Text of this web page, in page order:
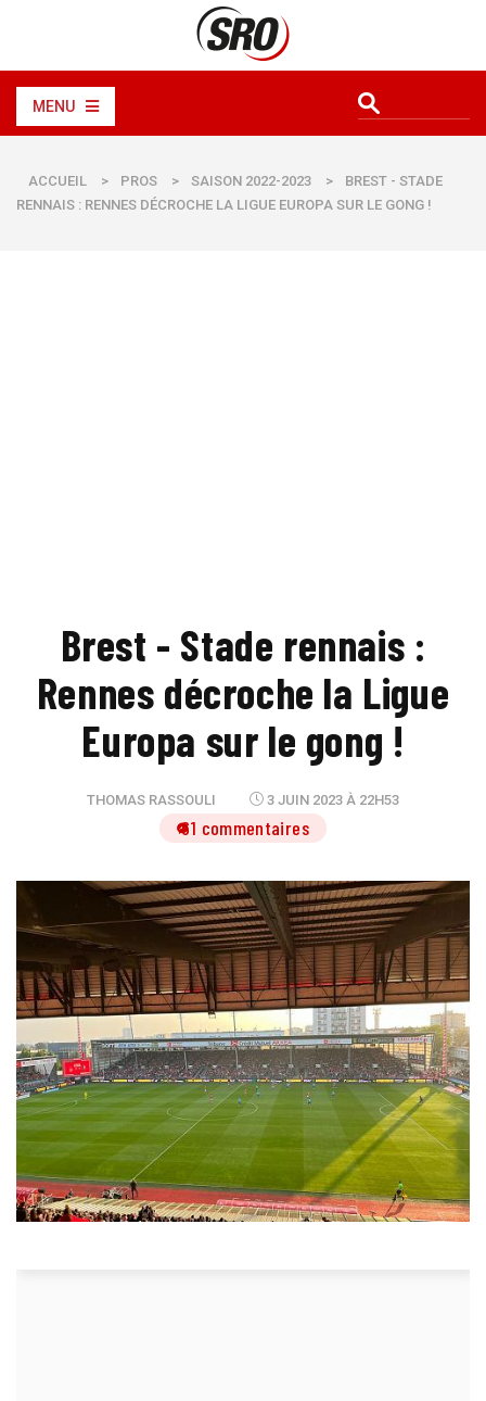
MENU
ACCUEIL > PROS > SAISON 2022-2023 >
BREST - STADE
RENNAIS : RENNES DÉCROCHE LA LIGUE EUROPA SUR LE GONG !
Brest - Stade rennais :
Rennes décroche la Ligue
Europa sur le gong !
THOMAS RASSOULI 3 JUIN 2023 À 22H53
61 commentaires